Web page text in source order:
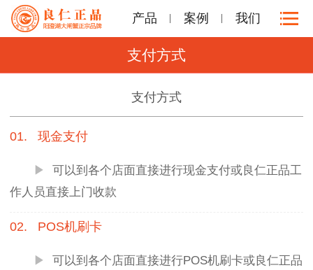
产品 案例 我们
支付方式
支付方式
01. 现金支付
▶
可以到各个店面直接进行现金支付或良仁正品工
作人员直接上门收款
02. POS机刷卡
▶
可以到各个店面直接进行POS机刷卡或良仁正品